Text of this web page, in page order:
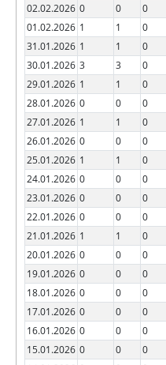
02.02.2026 0 0 0
01.02.2026 1 1 0
31.01.2026 1 1 0
30.01.2026 3 3 0
29.01.2026 1 1 0
28.01.2026 0 0 0
27.01.2026 1 1 0
26.01.2026 0 0 0
25.01.2026 1 1 0
24.01.2026 0 0 0
23.01.2026 0 0 0
22.01.2026 0 0 0
21.01.2026 1 1 0
20.01.2026 0 0 0
19.01.2026 0 0 0
18.01.2026 0 0 0
17.01.2026 0 0 0
16.01.2026 0 0 0
15.01.2026 0 0 0